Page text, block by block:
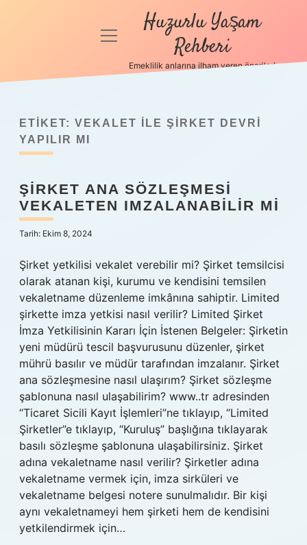
Anasayfa
Politikası
Yasal Uyarı
Hakkımızda
menüyü
Huzurlu Yaşam
Rehberi
Emeklilik anlarına ilham veren öneriler!
ETIKET: VEKALET ILE ŞIRKET DEVRI
YAPILIR MI
ŞIRKET ANA SÖZLEŞMESI
VEKALETEN IMZALANABILIR MI
Tarih: Ekim 8, 2024
Şirket yetkilisi vekalet verebilir mi? Şirket temsilcisi
olarak atanan kişi, kurumu ve kendisini temsilen
vekaletname düzenleme imkânına sahiptir. Limited
şirkette imza yetkisi nasıl verilir? Limited Şirket
İmza Yetkilisinin Kararı İçin İstenen Belgeler: Şirketin
yeni müdürü tescil başvurusunu düzenler, şirket
mührü basılır ve müdür tarafından imzalanır. Şirket
ana sözleşmesine nasıl ulaşırım? Şirket sözleşme
şablonuna nasıl ulaşabilirim? www..tr adresinden
“Ticaret Sicili Kayıt İşlemleri”ne tıklayıp, “Limited
Şirketler”e tıklayıp, “Kuruluş” başlığına tıklayarak
basılı sözleşme şablonuna ulaşabilirsiniz. Şirket
adına vekaletname nasıl verilir? Şirketler adına
vekaletname vermek için, imza sirküleri ve
vekaletname belgesi notere sunulmalıdır. Bir kişi
aynı vekaletnameyi hem şirketi hem de kendisini
yetkilendirmek için…